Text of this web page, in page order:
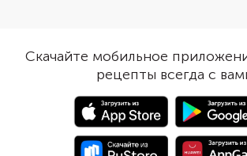
соусом и небольшим
количеством яблочного уксуса
для более интересного вкуса.
Скачайте мобильное
рецепты всегда с